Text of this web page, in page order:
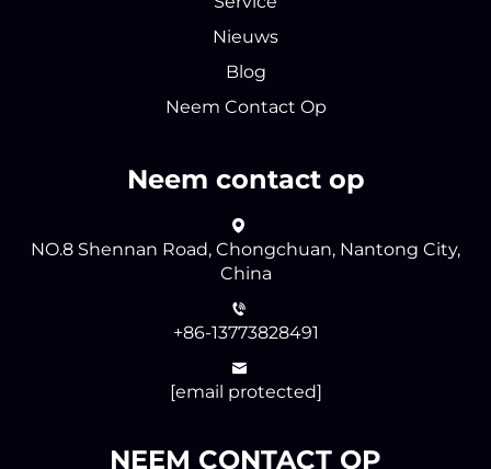
Nieuws
Blog
Neem Contact Op
Neem contact op
NO.8 Shennan Road, Chongchuan, Nantong City,
China
+86-13773828491
[email protected]
NEEM CONTACT OP